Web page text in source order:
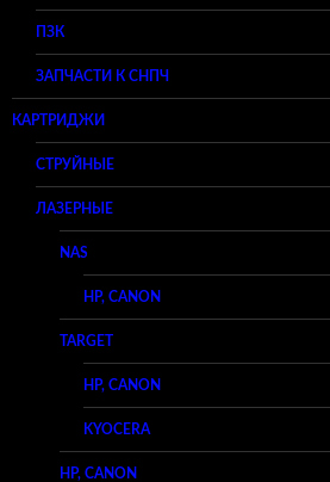
ПЗК
ЗАПЧАСТИ К СНПЧ
КАРТРИДЖИ
СТРУЙНЫЕ
ЛАЗЕРНЫЕ
NAS
HP, CANON
TARGET
HP, CANON
KYOCERA
HP, CANON